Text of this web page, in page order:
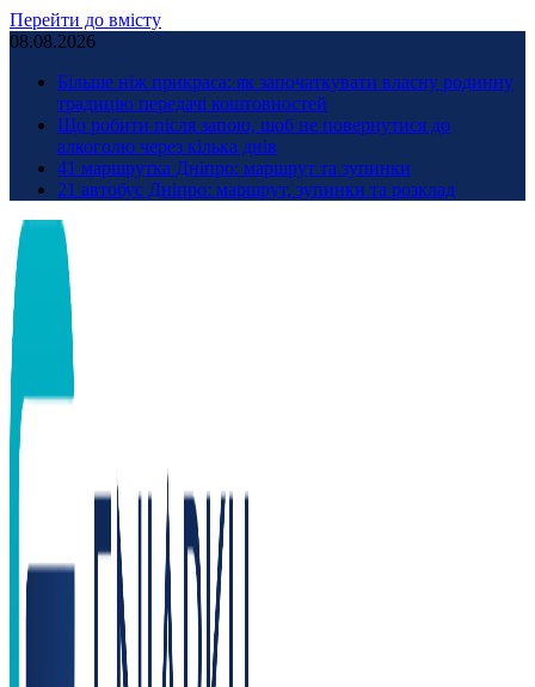
Перейти до вмісту
08.08.2026
Більше ніж прикраса: як започаткувати власну родинну
традицію передачі коштовностей
Що робити після запою, щоб не повернутися до
алкоголю через кілька днів
41 маршрутка Дніпро: маршрут та зупинки
21 автобус Дніпро: маршрут, зупинки та розклад